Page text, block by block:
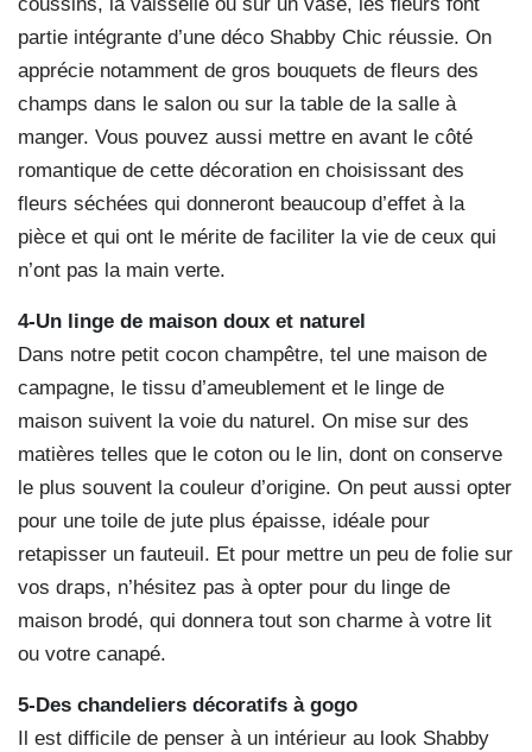
coussins, la vaisselle ou sur un vase, les fleurs font
partie intégrante d’une déco Shabby Chic réussie. On
apprécie notamment de gros bouquets de fleurs des
champs dans le salon ou sur la table de la salle à
manger. Vous pouvez aussi mettre en avant le côté
romantique de cette décoration en choisissant des
fleurs séchées qui donneront beaucoup d’effet à la
pièce et qui ont le mérite de faciliter la vie de ceux qui
n’ont pas la main verte.
4-Un linge de maison doux et naturel
Dans notre petit cocon champêtre, tel une maison de
campagne, le tissu d’ameublement et le linge de
maison suivent la voie du naturel. On mise sur des
matières telles que le coton ou le lin, dont on conserve
le plus souvent la couleur d’origine. On peut aussi opter
pour une toile de jute plus épaisse, idéale pour
retapisser un fauteuil. Et pour mettre un peu de folie sur
vos draps, n’hésitez pas à opter pour du linge de
maison brodé, qui donnera tout son charme à votre lit
ou votre canapé.
5-Des chandeliers décoratifs à gogo
Il est difficile de penser à un intérieur au look Shabby